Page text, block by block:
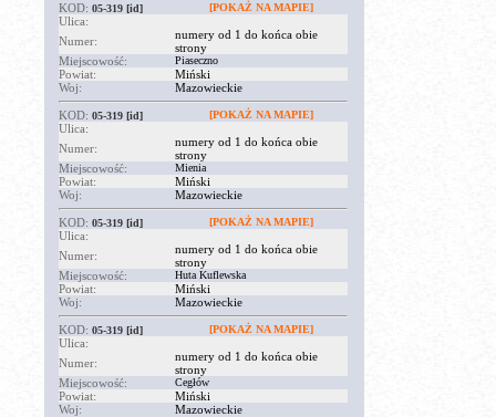
KOD: 05-319 [id] [POKAŻ NA MAPIE]
Ulica:
Numer:
numery od 1 do końca obie
strony
Miejscowość:
Piaseczno
Powiat:
Miński
Woj:
Mazowieckie
KOD: 05-319 [id] [POKAŻ NA MAPIE]
Ulica:
Numer:
numery od 1 do końca obie
strony
Miejscowość:
Mienia
Powiat:
Miński
Woj:
Mazowieckie
KOD: 05-319 [id] [POKAŻ NA MAPIE]
Ulica:
Numer:
numery od 1 do końca obie
strony
Miejscowość:
Huta Kuflewska
Powiat:
Miński
Woj:
Mazowieckie
KOD: 05-319 [id] [POKAŻ NA MAPIE]
Ulica:
Numer:
numery od 1 do końca obie
strony
Miejscowość:
Cegłów
Powiat:
Miński
Woj:
Mazowieckie